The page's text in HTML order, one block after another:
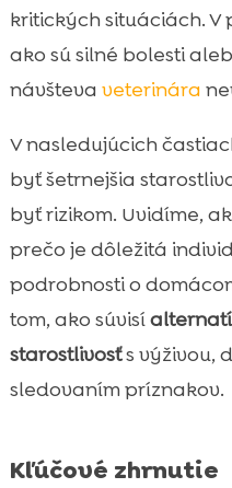
Ako sledovať
Najčastejšie
homeopatie u
Záver
FAQ
kritických situáciách.
ako sú silné bolesti
návšteva veterinára
V nasledujúcich
byť šetrnejšia
byť rizikom. Uvidíme,
prečo je dôležitá
podrobnosti o
tom, ako súvisí
starostlivosťs výživou,
sledovaním príznakov.
Kľúčové zhrnutie